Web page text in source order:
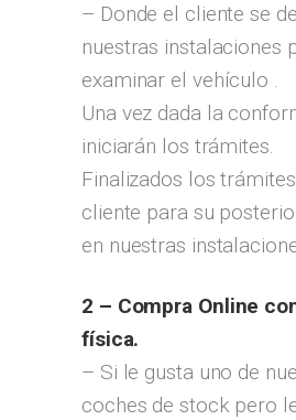
– Donde el cliente se
nuestras instalaciones
examinar el vehículo .
Una vez dada la
iniciarán los trámites.
Finalizados los
cliente para su
en nuestras
2 – Compra Online
física.
– Si le gusta uno de
coches de stock pero